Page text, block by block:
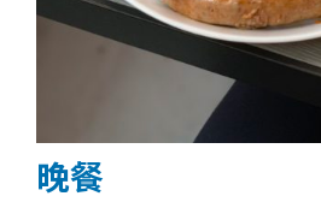
晚餐